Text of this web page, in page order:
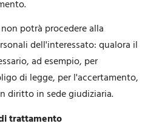
potrà procedere alla
dell'interessato: qualora il
ad esempio, per
di legge, per l'accertamento,
diritto in sede giudiziaria.
trattamento